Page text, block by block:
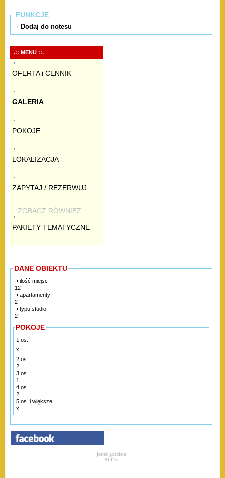
FUNKCJE
+ Dodaj do notesu
.:: MENU ::.
OFERTA i CENNIK
GALERIA
POKOJE
LOKALIZACJA
ZAPYTAJ / REZERWUJ
ZOBACZ RÓWNIEŻ :
PAKIETY TEMATYCZNE
DANE OBIEKTU
ilość miejsc
12
apartamenty
2
typu studio
2
POKOJE
1 os.
x
2 os.
2
3 os.
1
4 os.
2
5 os. i większe
x
jesteś gościem
81475